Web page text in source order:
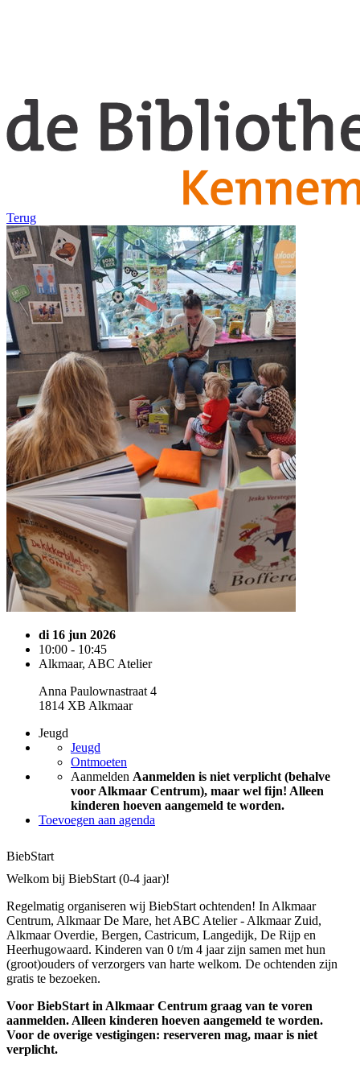
Terug
di 16 jun 2026
10:00 - 10:45
Alkmaar, ABC Atelier
Anna Paulownastraat 4
1814 XB Alkmaar
Jeugd
Jeugd
Ontmoeten
Aanmelden Aanmelden is niet verplicht (behalve
voor Alkmaar Centrum), maar wel fijn! Alleen
kinderen hoeven aangemeld te worden.
Toevoegen aan agenda
BiebStart
Welkom bij BiebStart (0-4 jaar)!
Regelmatig organiseren wij BiebStart ochtenden! In Alkmaar
Centrum, Alkmaar De Mare, het ABC Atelier - Alkmaar Zuid,
Alkmaar Overdie, Bergen, Castricum, Langedijk, De Rijp en
Heerhugowaard. Kinderen van 0 t/m 4 jaar zijn samen met hun
(groot)ouders of verzorgers van harte welkom. De ochtenden zijn
gratis te bezoeken.
Voor BiebStart in Alkmaar Centrum graag van te voren
aanmelden. Alleen kinderen hoeven aangemeld te worden.
Voor de overige vestigingen: reserveren mag, maar is niet
verplicht.